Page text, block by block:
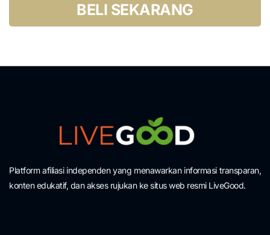
BELI SEKARANG
Platform afiliasi independen yang menawarkan informasi transparan,
konten edukatif, dan akses rujukan ke situs web resmi LiveGood.